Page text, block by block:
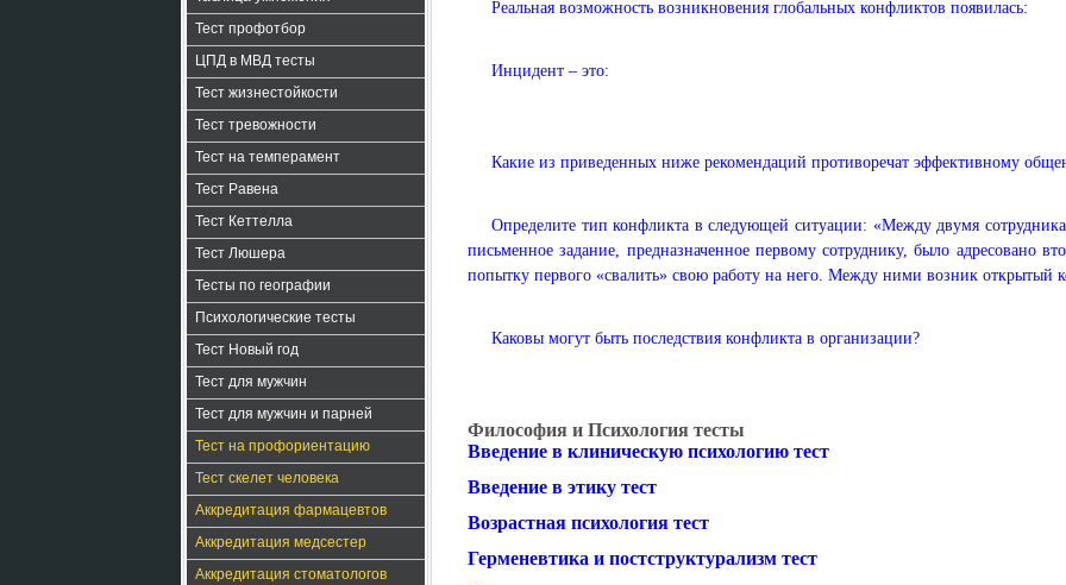
Тест профотбор
ЦПД в МВД тесты
Тест жизнестойкости
Тест тревожности
Тест на темперамент
Тест Равена
Тест Кеттелла
Тест Люшера
Тесты по географии
Психологические тесты
Тест Новый год
Тест для мужчин
Тест для мужчин и парней
Тест на профориентацию
Тест скелет человека
Аккредитация фармацевтов
Аккредитация медсестер
Аккредитация стоматологов
Реальная возможность возникновения глобальных конфликтов появилась:
Инцидент – это:
Какие из приведенных ниже рекомендаций противоречат эффективному
Определите тип конфликта в следующей ситуации: «Между двумя
письменное задание, предназначенное первому сотруднику, было адресовано
попытку первого «свалить» свою работу на него. Между ними возник открытый
Каковы могут быть последствия конфликта в организации?
Философия и Психология тесты
Введение в клиническую психологию тест
Введение в этику тест
Возрастная психология тест
Герменевтика и постструктурализм тест